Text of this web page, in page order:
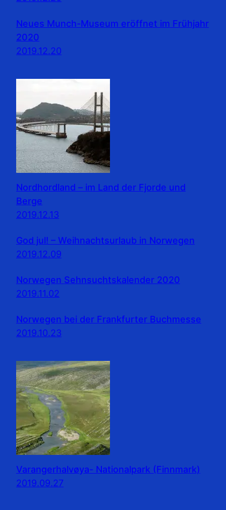
Neues Munch-Museum eröffnet im Frühjahr
2020
2019.12.20
Nordhordland – im Land der Fjorde und
Berge
2019.12.13
God jul! – Weihnachtsurlaub in Norwegen
2019.12.09
Norwegen Sehnsuchtskalender 2020
2019.11.02
Norwegen bei der Frankfurter Buchmesse
2019.10.23
Varangerhalvøya- Nationalpark (Finnmark)
2019.09.27